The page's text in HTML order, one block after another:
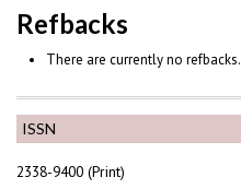
ISSN
2338-9400 (Print)
Refbacks
There are currently no refbacks.